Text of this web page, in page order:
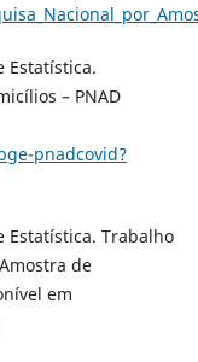
Estatística.
– PNAD
pnadcovid?
Estatística. Trabalho
de
em